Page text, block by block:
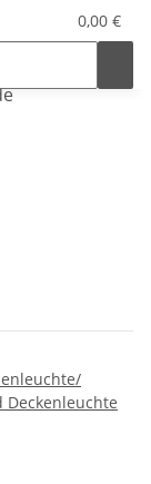
0,00 €